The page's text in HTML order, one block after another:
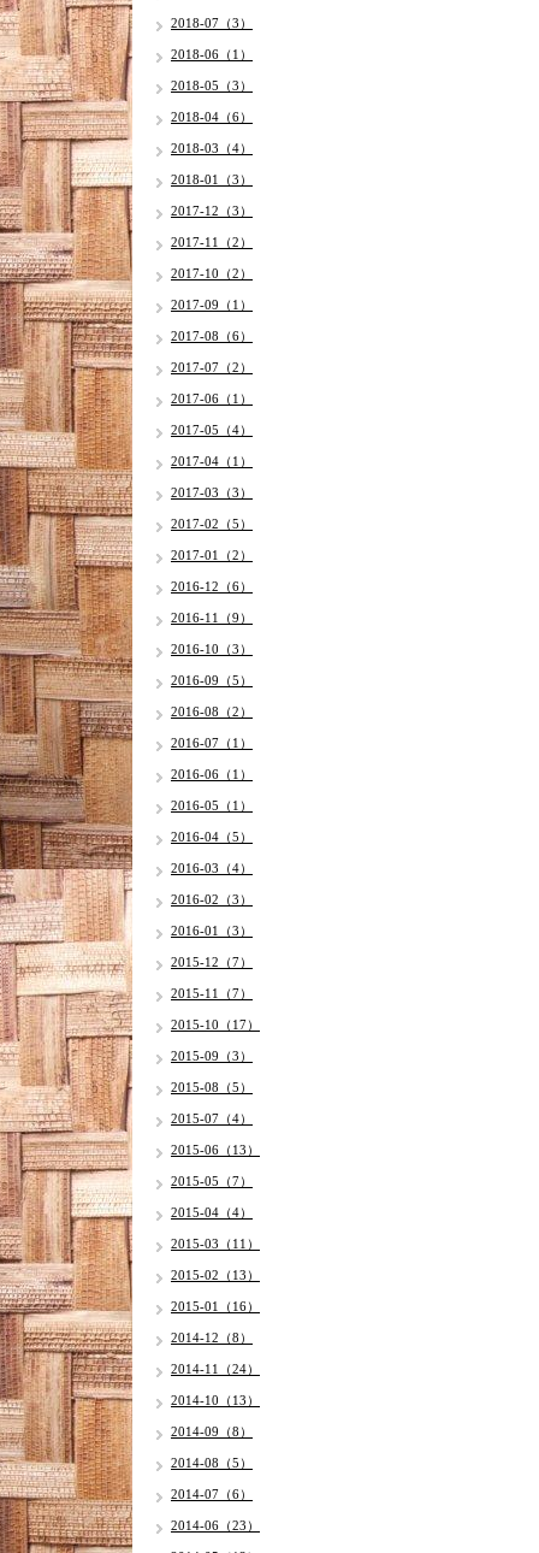
2018-07（3）
2018-06（1）
2018-05（3）
2018-04（6）
2018-03（4）
2018-01（3）
2017-12（3）
2017-11（2）
2017-10（2）
2017-09（1）
2017-08（6）
2017-07（2）
2017-06（1）
2017-05（4）
2017-04（1）
2017-03（3）
2017-02（5）
2017-01（2）
2016-12（6）
2016-11（9）
2016-10（3）
2016-09（5）
2016-08（2）
2016-07（1）
2016-06（1）
2016-05（1）
2016-04（5）
2016-03（4）
2016-02（3）
2016-01（3）
2015-12（7）
2015-11（7）
2015-10（17）
2015-09（3）
2015-08（5）
2015-07（4）
2015-06（13）
2015-05（7）
2015-04（4）
2015-03（11）
2015-02（13）
2015-01（16）
2014-12（8）
2014-11（24）
2014-10（13）
2014-09（8）
2014-08（5）
2014-07（6）
2014-06（23）